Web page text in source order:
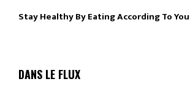
Stay Healthy By Eating According To
DANS LE FLUX